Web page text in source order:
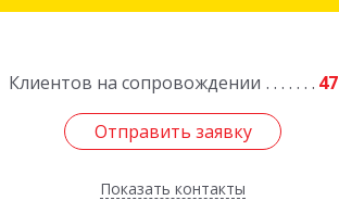
Клиентов на сопровождении 47
Отправить заявку
Показать контакты
Подробнее
Отправить заявку
Назад